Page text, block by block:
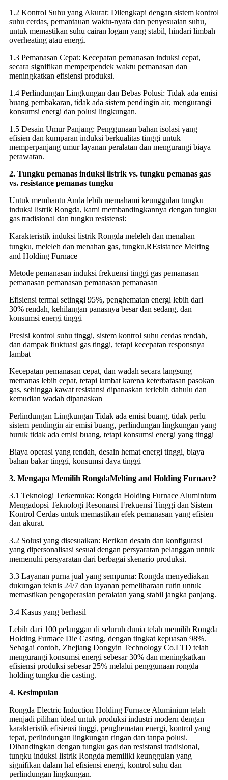
1.2 Kontrol Suhu yang Akurat: Dilengkapi dengan sistem kontrol
suhu cerdas, pemantauan waktu-nyata dan penyesuaian suhu,
untuk memastikan suhu cairan logam yang stabil, hindari limbah
overheating atau energi.
1.3 Pemanasan Cepat: Kecepatan pemanasan induksi cepat,
secara signifikan memperpendek waktu pemanasan dan
meningkatkan efisiensi produksi.
1.4 Perlindungan Lingkungan dan Bebas Polusi: Tidak ada emisi
buang pembakaran, tidak ada sistem pendingin air, mengurangi
konsumsi energi dan polusi lingkungan.
1.5 Desain Umur Panjang: Penggunaan bahan isolasi yang
efisien dan kumparan induksi berkualitas tinggi untuk
memperpanjang umur layanan peralatan dan mengurangi biaya
perawatan.
2. Tungku pemanas induksi listrik vs. tungku pemanas gas
vs. resistance pemanas tungku
Untuk membantu Anda lebih memahami keunggulan tungku
induksi listrik Rongda, kami membandingkannya dengan tungku
gas tradisional dan tungku resistensi:
Karakteristik induksi listrik Rongda meleleh dan menahan
tungku, meleleh dan menahan gas, tungku,REsistance Melting
and Holding Furnace
Metode pemanasan induksi frekuensi tinggi gas pemanasan
pemanasan pemanasan pemanasan pemanasan
Efisiensi termal setinggi 95%, penghematan energi lebih dari
30% rendah, kehilangan panasnya besar dan sedang, dan
konsumsi energi tinggi
Presisi kontrol suhu tinggi, sistem kontrol suhu cerdas rendah,
dan dampak fluktuasi gas tinggi, tetapi kecepatan responsnya
lambat
Kecepatan pemanasan cepat, dan wadah secara langsung
memanas lebih cepat, tetapi lambat karena keterbatasan pasokan
gas, sehingga kawat resistansi dipanaskan terlebih dahulu dan
kemudian wadah dipanaskan
Perlindungan Lingkungan Tidak ada emisi buang, tidak perlu
sistem pendingin air emisi buang, perlindungan lingkungan yang
buruk tidak ada emisi buang, tetapi konsumsi energi yang tinggi
Biaya operasi yang rendah, desain hemat energi tinggi, biaya
bahan bakar tinggi, konsumsi daya tinggi
3. Mengapa Memilih RongdaMelting and Holding Furnace?
3.1 Teknologi Terkemuka: Rongda Holding Furnace Aluminium
Mengadopsi Teknologi Resonansi Frekuensi Tinggi dan Sistem
Kontrol Cerdas untuk memastikan efek pemanasan yang efisien
dan akurat.
3.2 Solusi yang disesuaikan: Berikan desain dan konfigurasi
yang dipersonalisasi sesuai dengan persyaratan pelanggan untuk
memenuhi persyaratan dari berbagai skenario produksi.
3.3 Layanan purna jual yang sempurna: Rongda menyediakan
dukungan teknis 24/7 dan layanan pemeliharaan rutin untuk
memastikan pengoperasian peralatan yang stabil jangka panjang.
3.4 Kasus yang berhasil
Lebih dari 100 pelanggan di seluruh dunia telah memilih Rongda
Holding Furnace Die Casting, dengan tingkat kepuasan 98%.
Sebagai contoh, Zhejiang Dongyin Technology Co.LTD telah
mengurangi konsumsi energi sebesar 30% dan meningkatkan
efisiensi produksi sebesar 25% melalui penggunaan rongda
holding tungku die casting.
4. Kesimpulan
Rongda Electric Induction Holding Furnace Aluminium telah
menjadi pilihan ideal untuk produksi industri modern dengan
karakteristik efisiensi tinggi, penghematan energi, kontrol yang
tepat, perlindungan lingkungan ringan dan tanpa polusi.
Dibandingkan dengan tungku gas dan resistansi tradisional,
tungku induksi listrik Rongda memiliki keunggulan yang
signifikan dalam hal efisiensi energi, kontrol suhu dan
perlindungan lingkungan.